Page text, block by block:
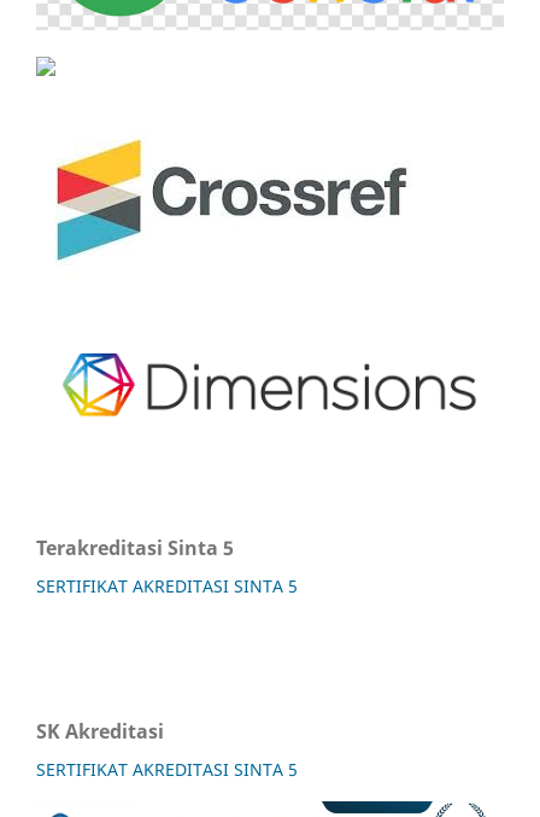
Terakreditasi Sinta 5
SERTIFIKAT AKREDITASI SINTA 5
SK Akreditasi
SERTIFIKAT AKREDITASI SINTA 5